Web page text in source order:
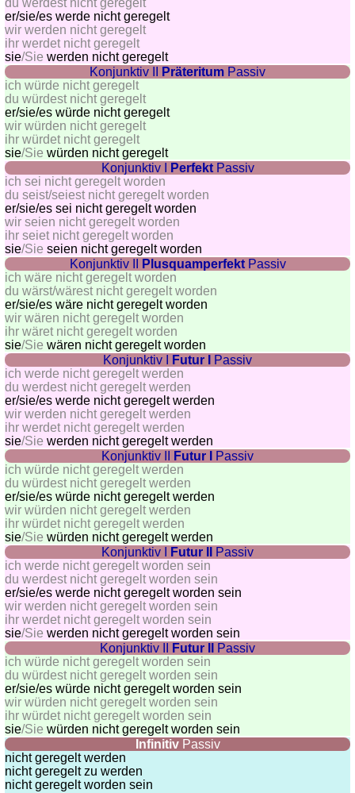
et
des
villes
Quiz
des
drapeaux,
blasons,
monnaie
Quiz
de
villes
et
pays
Plus
de
jeux
Entraineur
de
mémoire
Entraineur
mathématiques
Puzzle
Quiz
animaux
les
différences
du werdest nicht geregelt
er/sie/es werde nicht geregelt
wir werden nicht geregelt
ihr werdet nicht geregelt
sie/Sie werden nicht geregelt
Konjunktiv II
Präteritum Passiv
ich würde nicht geregelt
du würdest nicht geregelt
er/sie/es würde nicht geregelt
wir würden nicht geregelt
ihr würdet nicht geregelt
sie/Sie würden nicht geregelt
Konjunktiv I
PerfektPassiv
ich sei nicht geregelt worden
du seist/seiest nicht geregelt worden
er/sie/es sei nicht geregelt worden
wir seien nicht geregelt worden
ihr seiet nicht geregelt worden
sie/Sie seien nicht geregelt worden
Konjunktiv II
PlusquamperfektPassiv
ich wäre nicht geregelt worden
du wärst/wärest nicht geregelt worden
er/sie/es wäre nicht geregelt worden
wir wären nicht geregelt worden
ihr wäret nicht geregelt worden
sie/Sie wären nicht geregelt worden
Konjunktiv I
Futur I
Passiv
ich werde nicht geregelt werden
du werdest nicht geregelt werden
er/sie/es werde nicht geregelt werden
wir werden nicht geregelt werden
ihr werdet nicht geregelt werden
sie/Sie werden nicht geregelt werden
Konjunktiv II
Futur I
Passiv
ich würde nicht geregelt werden
du würdest nicht geregelt werden
er/sie/es würde nicht geregelt werden
wir würden nicht geregelt werden
ihr würdet nicht geregelt werden
sie/Sie würden nicht geregelt werden
Konjunktiv I
Futur II
Passiv
ich werde nicht geregelt worden sein
du werdest nicht geregelt worden sein
er/sie/es werde nicht geregelt worden sein
wir werden nicht geregelt worden sein
ihr werdet nicht geregelt worden sein
sie/Sie werden nicht geregelt worden sein
Konjunktiv II
Futur II
Passiv
ich würde nicht geregelt worden sein
du würdest nicht geregelt worden sein
er/sie/es würde nicht geregelt worden sein
wir würden nicht geregelt worden sein
ihr würdet nicht geregelt worden sein
sie/Sie würden nicht geregelt worden sein
InfinitivPassiv
nicht geregelt werden
nicht geregelt zu werden
nicht geregelt worden sein